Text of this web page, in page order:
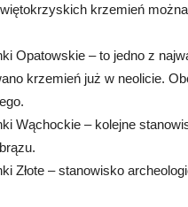
krzemień
Opatowskie – to jedno z
krzemień już w neolicie.
Wąchockie – kolejne
Złote – stanowisko